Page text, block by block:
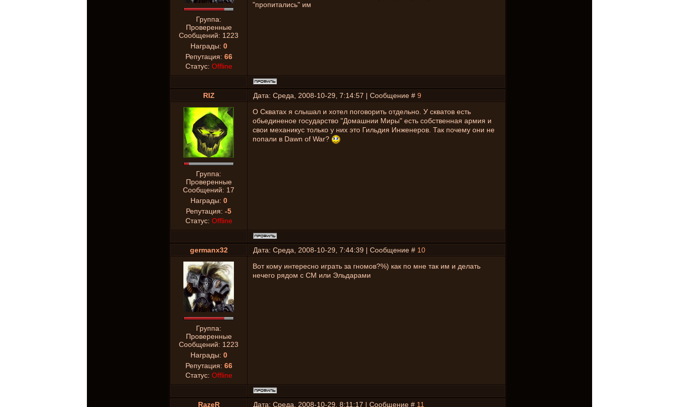
Группа:
Проверенные
Сообщений: 1223
Награды: 0
Репутация: 66
Статус: Offline
"пропитались" им
RIZ Дата: Среда, 2008-10-29, 7:14:57 | Сообщение # 9
Группа:
Проверенные
Сообщений: 17
Награды: 0
Репутация: -5
Статус: Offline
О Скватах я слышал и хотел поговорить отдельно. У скватов есть
обьединеное государство "Домашнии Миры" есть собственная армия и
свои механикус только у них это Гильдия Инженеров. Так почему они не
попали в Dawn of War?
germanx32 Дата: Среда, 2008-10-29, 7:44:39 | Сообщение # 10
Группа:
Проверенные
Сообщений: 1223
Награды: 0
Репутация: 66
Статус: Offline
Вот кому интересно играть за гномов?%) как по мне так им и делать
нечего рядом с СМ или Эльдарами
RazeR Дата: Среда, 2008-10-29, 8:11:17 | Сообщение # 11